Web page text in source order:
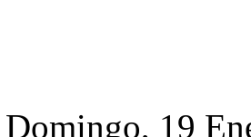
Domingo, 19